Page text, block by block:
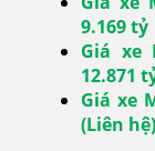
9.169 tỷ
Giá xe
12.871
Giá xe
(Liên hệ)